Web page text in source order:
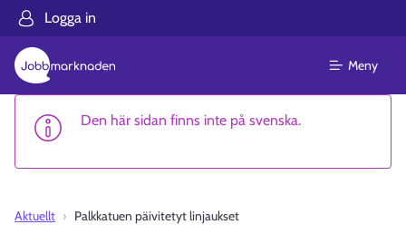
Logga in
Meny
Den här sidan finns inte på svenska.
Aktuellt Palkkatuen päivitetyt linjaukset